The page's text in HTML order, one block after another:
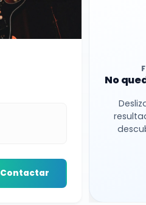
Contactar
No